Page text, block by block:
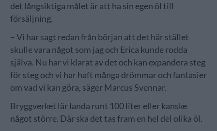
det långsiktiga målet är att ha sin egen öl till
försäljning.
– Vi har sagt redan från början att det här stället
skulle vara något som jag och Erica kunde rodda
själva. Nu har vi klarat av det och kan expandera steg
för steg och vi har haft många drömmar och fantasier
om vad vi kan göra, säger Marcus Svennar.
Bryggverket lär landa runt 100 liter eller kanske
något större. Där ska det tas fram en hel del olika öl.